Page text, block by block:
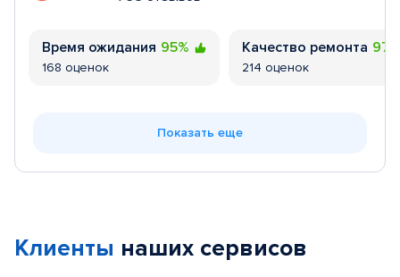
Время ожидания 95%
168 оценок
Качество ремонта
214 оценок
Показать еще
Клиенты наших сервисов